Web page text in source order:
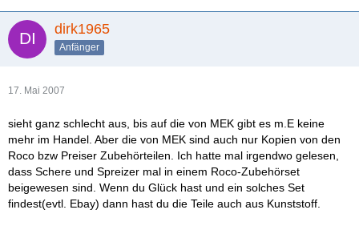
dirk1965
Anfänger
17. Mai 2007
sieht ganz schlecht aus, bis auf die von MEK gibt es m.E keine
mehr im Handel. Aber die von MEK sind auch nur Kopien von den
Roco bzw Preiser Zubehörteilen. Ich hatte mal irgendwo gelesen,
dass Schere und Spreizer mal in einem Roco-Zubehörset
beigewesen sind. Wenn du Glück hast und ein solches Set
findest(evtl. Ebay) dann hast du die Teile auch aus Kunststoff.